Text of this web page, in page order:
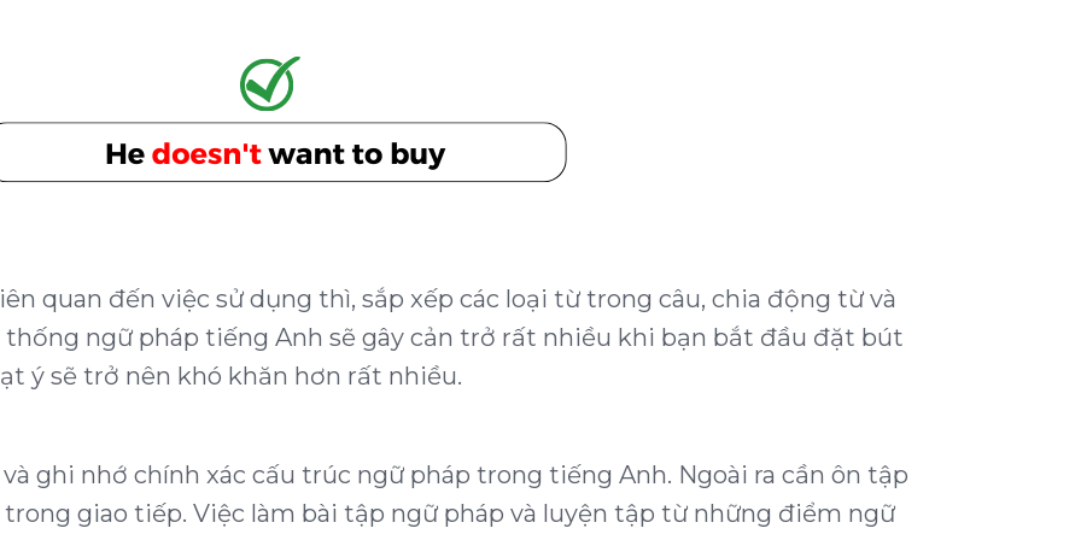
quan đến việc sử dụng thì, sắp xếp các loại từ trong câu, chia động từ và
ngữ pháp tiếng Anh sẽ gây cản trở rất nhiều khi bạn bắt đầu đặt bút
ý sẽ trở nên khó khăn hơn rất nhiều.
ghi nhớ chính xác cấu trúc ngữ pháp trong tiếng Anh. Ngoài ra cần ôn tập
giao tiếp. Việc làm bài tập ngữ pháp và luyện tập từ những điểm ngữ